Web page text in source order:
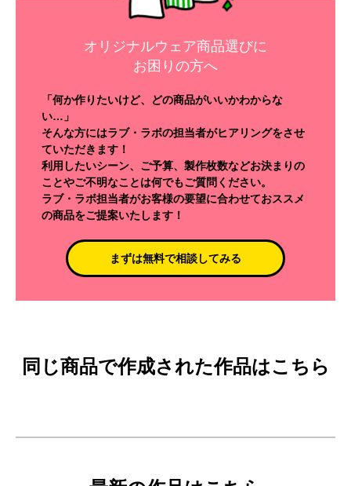
オリジナルウェア商品選びに
お困りの方へ
「何か作りたいけど、どの商品がいいかわからな
い…」
そんな方にはラブ・ラボの担当者がヒアリングをさせ
ていただきます！
利用したいシーン、ご予算、製作枚数などお決まりの
ことやご不明なことは何でもご質問ください。
ラブ・ラボ担当者がお客様の要望に合わせておススメ
の商品をご提案いたします！
まずは無料で相談してみる
同じ商品で作成された作品はこちら